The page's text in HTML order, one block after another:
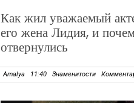
Как жил уважаемый
его жена Лидия, и
отвернулись
Amalya 11:40 Знаменитости